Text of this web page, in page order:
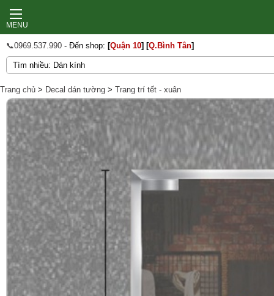
MENU
📞0969.537.990 - Đến shop: [Quận 10] [Q.Bình Tân]
Trang chủ > Decal dán tường > Trang trí tết - xuân